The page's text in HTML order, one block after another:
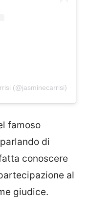
(@jasminecarrisi)
famoso
di
conoscere
al
giudice.